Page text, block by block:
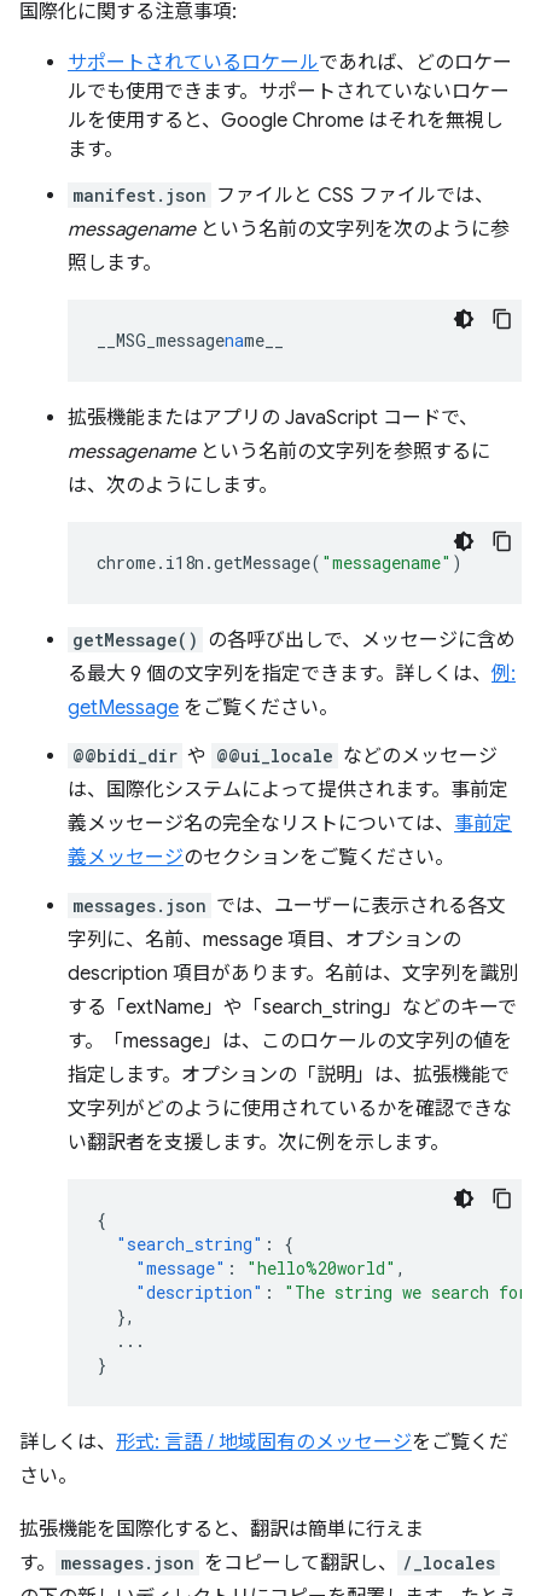
国際化に関する注意事項:
サポートされているロケールであれば、どのロケー
ルでも使用できます。サポートされていないロケー
ルを使用すると、Google Chrome はそれを無視し
ます。
manifest.json ファイルと CSS ファイルでは、
messagenameという名前の文字列を次のように参
照します。
__MSG_messagename__
拡張機能またはアプリの JavaScript コードで、
messagenameという名前の文字列を参照するに
は、次のようにします。
chrome. i18n .getMessage( "messagename" )
getMessage() の各呼び出しで、メッセージに含め
る最大 9 個の文字列を指定できます。詳しくは、 例:
getMessage をご覧ください。
@@bidi_dir や @@ui_locale などのメッセージ
は、国際化システムによって提供されます。事前定
義メッセージ名の完全なリストについては、 事前定
義メッセージのセクションをご覧ください。
messages.json では、ユーザーに表示される各文
字列に、名前、message 項目、オプションの
description 項目があります。名前は、文字列を識別
する「extName」や「search_string」などのキーで
す。「message」は、このロケールの文字列の値を
指定します。オプションの「説明」は、拡張機能で
文字列がどのように使用されているかを確認できな
い翻訳者を支援します。次に例を示します。
{
"search_string" :
{
"message" : "hello%20world" ,
"description" :
"The string we search for.
},
...
}
詳しくは、 形式: 言語 / 地域固有のメッセージをご覧くだ
さい。
拡張機能を国際化すると、翻訳は簡単に行えま
す。
messages.json をコピーして翻訳し、 /_locales